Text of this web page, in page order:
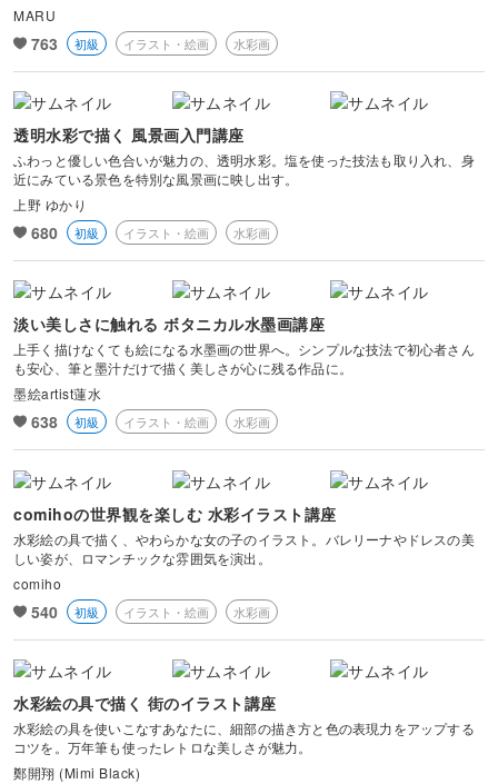
MARU
763 初級 イラスト・絵画 水彩画
透明水彩で描く 風景画入門講座
ふわっと優しい色合いが魅力の、透明水彩。塩を使った技法も取り入れ、身
近にみている景色を特別な風景画に映し出す。
上野 ゆかり
680 初級 イラスト・絵画 水彩画
淡い美しさに触れる ボタニカル水墨画講座
上手く描けなくても絵になる水墨画の世界へ。シンプルな技法で初心者さん
も安心、筆と墨汁だけで描く美しさが心に残る作品に。
墨絵artist蓮水
638 初級 イラスト・絵画 水彩画
comihoの世界観を楽しむ 水彩イラスト講座
水彩絵の具で描く、やわらかな女の子のイラスト。バレリーナやドレスの美
しい姿が、ロマンチックな雰囲気を演出。
comiho
540 初級 イラスト・絵画 水彩画
水彩絵の具で描く 街のイラスト講座
水彩絵の具を使いこなすあなたに、細部の描き方と色の表現力をアップする
コツを。万年筆も使ったレトロな美しさが魅力。
鄭開翔 (Mimi Black)